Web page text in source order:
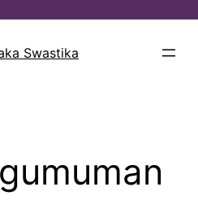
Swastika